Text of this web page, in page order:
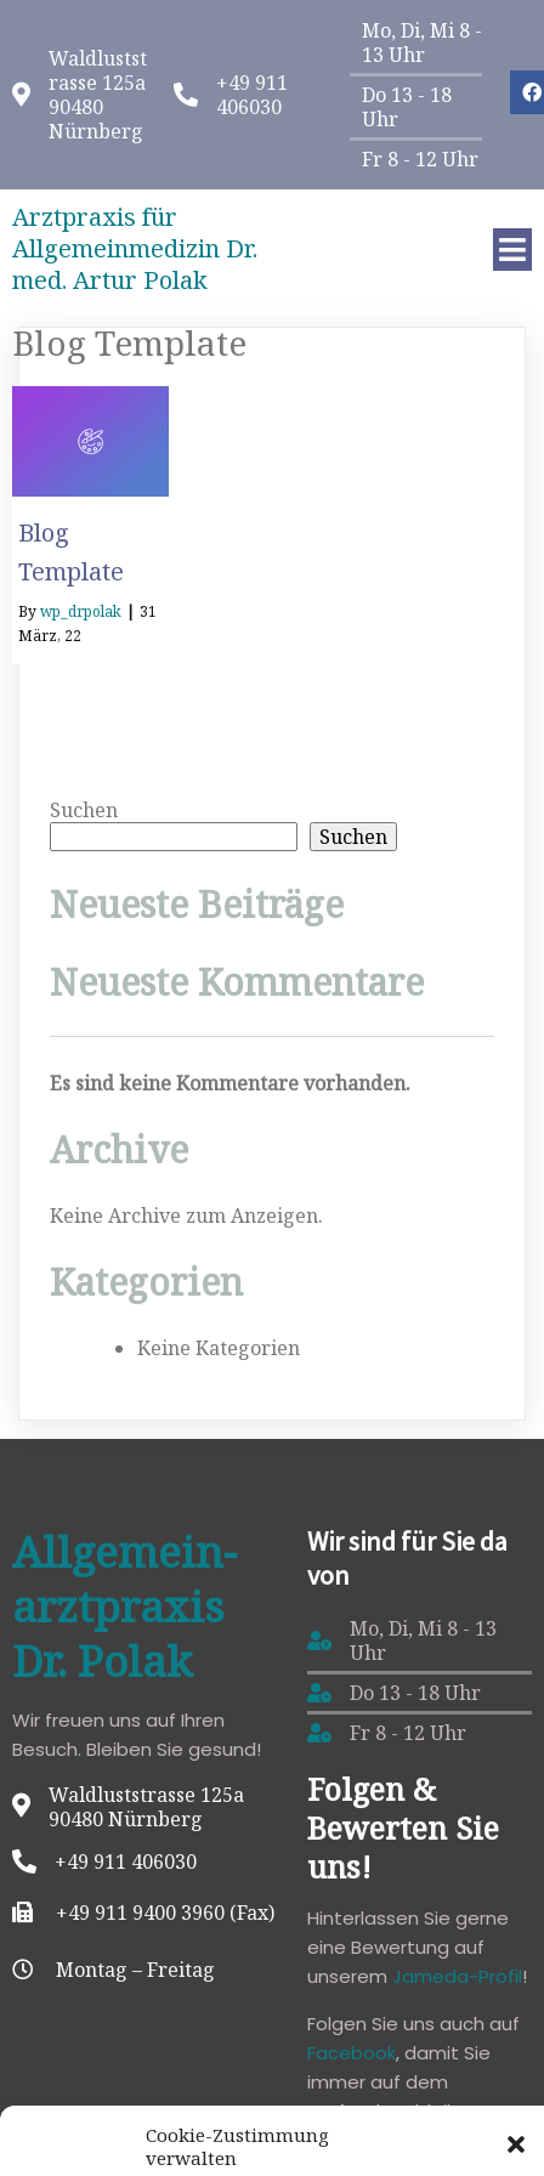
Cookie-Zustimmung
verwalten
Waldlustst
rasse 125a
90480
Nürnberg
+49 911
406030
Mo, Di, Mi 8 -
13 Uhr
Do 13 - 18
Uhr
Fr 8 - 12 Uhr
Arztpraxis für
Allgemeinmedizin Dr.
med. Artur Polak
Blog Template
Blog
Template
Bywp_drpolak | 31
März, 22
Suchen
Suchen
Neueste Beiträge
Neueste Kommentare
Es sind keine Kommentare vorhanden.
Archive
Keine Archive zum Anzeigen.
Kategorien
Keine Kategorien
All­gemein­
arzt­­praxis
Dr. Polak
Wir freuen uns auf Ihren
Besuch. Bleiben Sie gesund!
Waldluststrasse 125a
90480 Nürnberg
+49 911 406030
+49 911 9400 3960 (Fax)
Montag – Freitag
Wir sind für Sie da
von
Mo, Di, Mi 8 - 13
Uhr
Do 13 - 18 Uhr
Fr 8 - 12 Uhr
Folgen &
Bewerten Sie
uns!
Hinterlassen Sie gerne
eine Bewertung auf
unserem Jameda-Profil!
Folgen Sie uns auch auf
Facebook, damit Sie
immer auf dem
Laufendem bleiben!